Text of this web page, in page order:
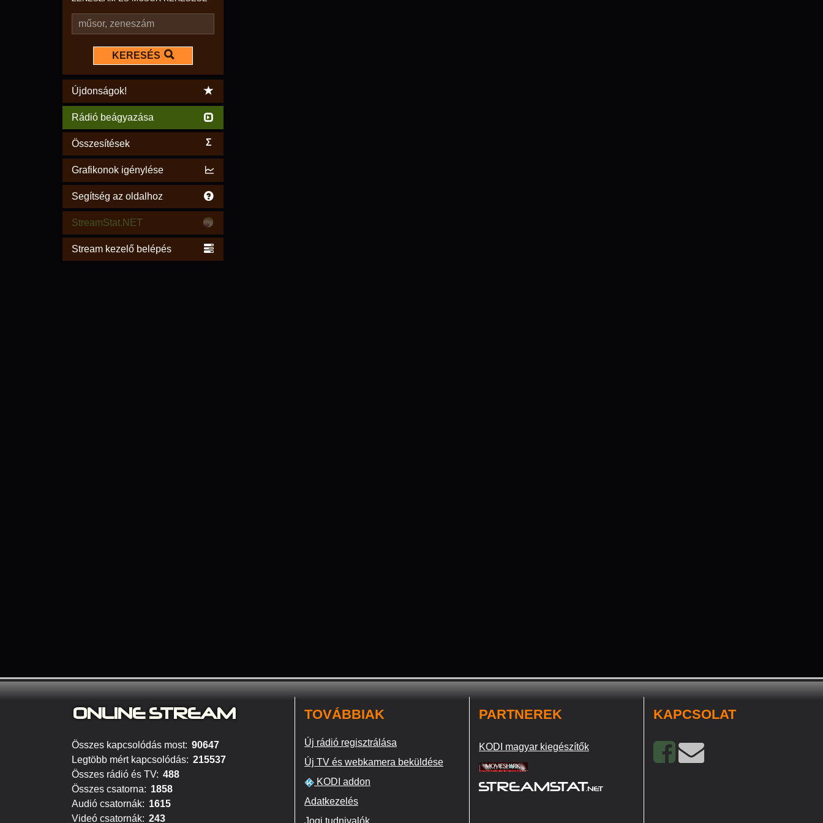
KERESÉS
Újdonságok!
Rádió beágyazása
Összesítések Σ
Grafikonok igénylése
Segítség az oldalhoz
StreamStat.NET
Stream kezelő belépés
ONLINE STREAM
Összes kapcsolódás most: 90647
Legtöbb mért kapcsolódás: 215537
Összes rádió és TV: 488
Összes csatorna: 1858
Audió csatornák: 1615
Videó csatornák: 243
TOVÁBBIAK
Új rádió regisztrálása
Új TV és webkamera beküldése
KODI addon
Adatkezelés
Jogi tudnivalók
PARTNEREK
KODI magyar kiegészítők
KAPCSOLAT